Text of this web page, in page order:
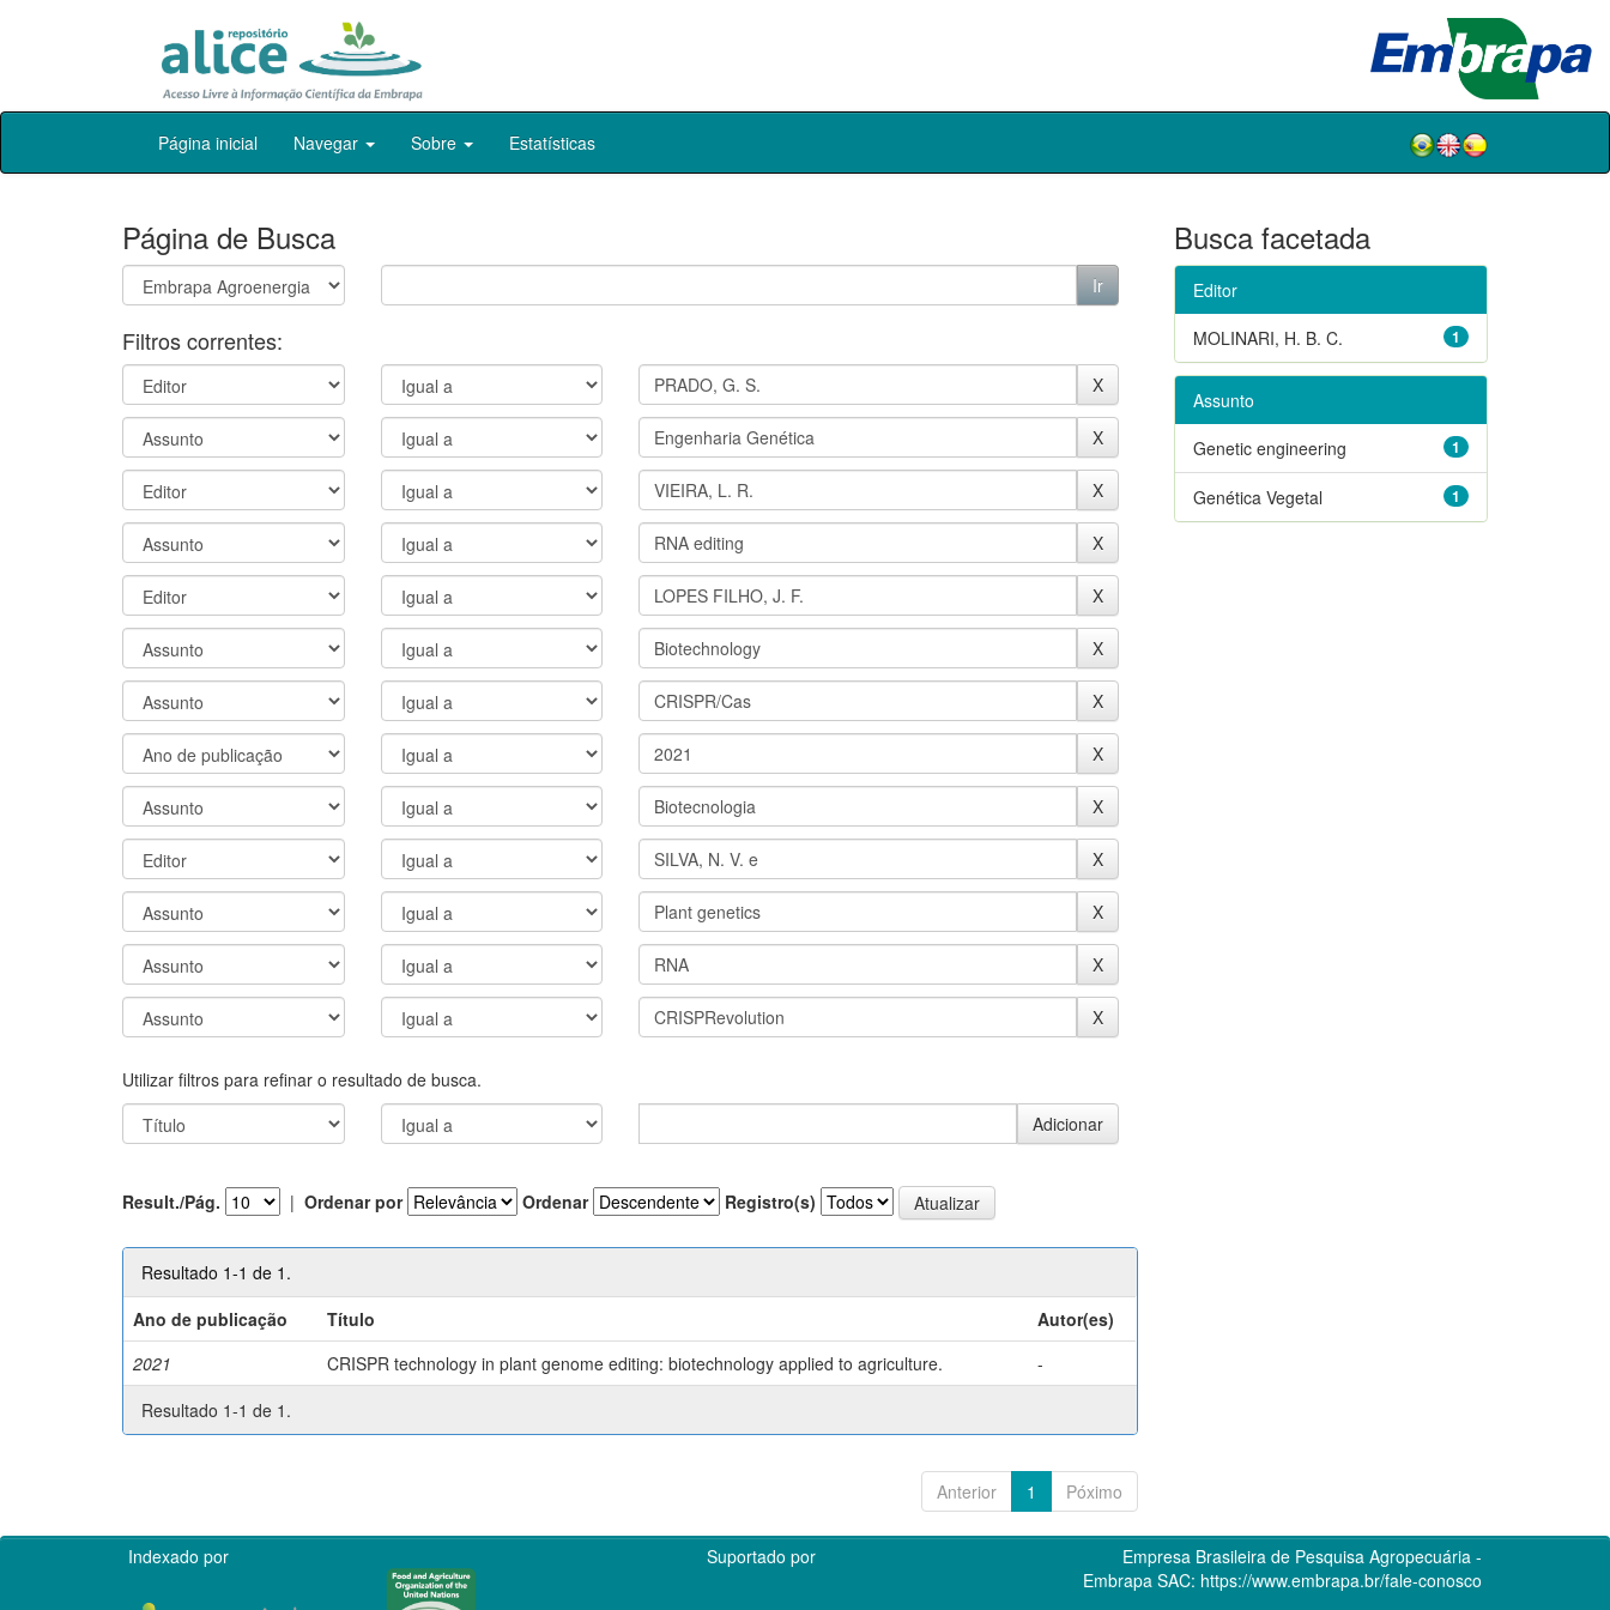
Skip
Página inicial Navegar Sobre Estatísticas
Página de Busca
Filtros correntes:
Utilizar filtros para refinar o resultado de busca.
Result./Pág. | Ordenar por Ordenar Registro(s)
Resultado 1-1 de 1.
Ano de publicação
Título
Autor(es)
2021
CRISPR technology in plant genome editing: biotechnology applied to agriculture.
-
Resultado 1-1 de 1.
Anterior 1 Póximo
Busca facetada
Editor
1
MOLINARI, H. B. C.
Assunto
1
Genetic engineering
1
Genética Vegetal
Indexado por Suportado por
Empresa Brasileira de Pesquisa Agropecuária -
Embrapa SAC: https://www.embrapa.br/fale-conosco